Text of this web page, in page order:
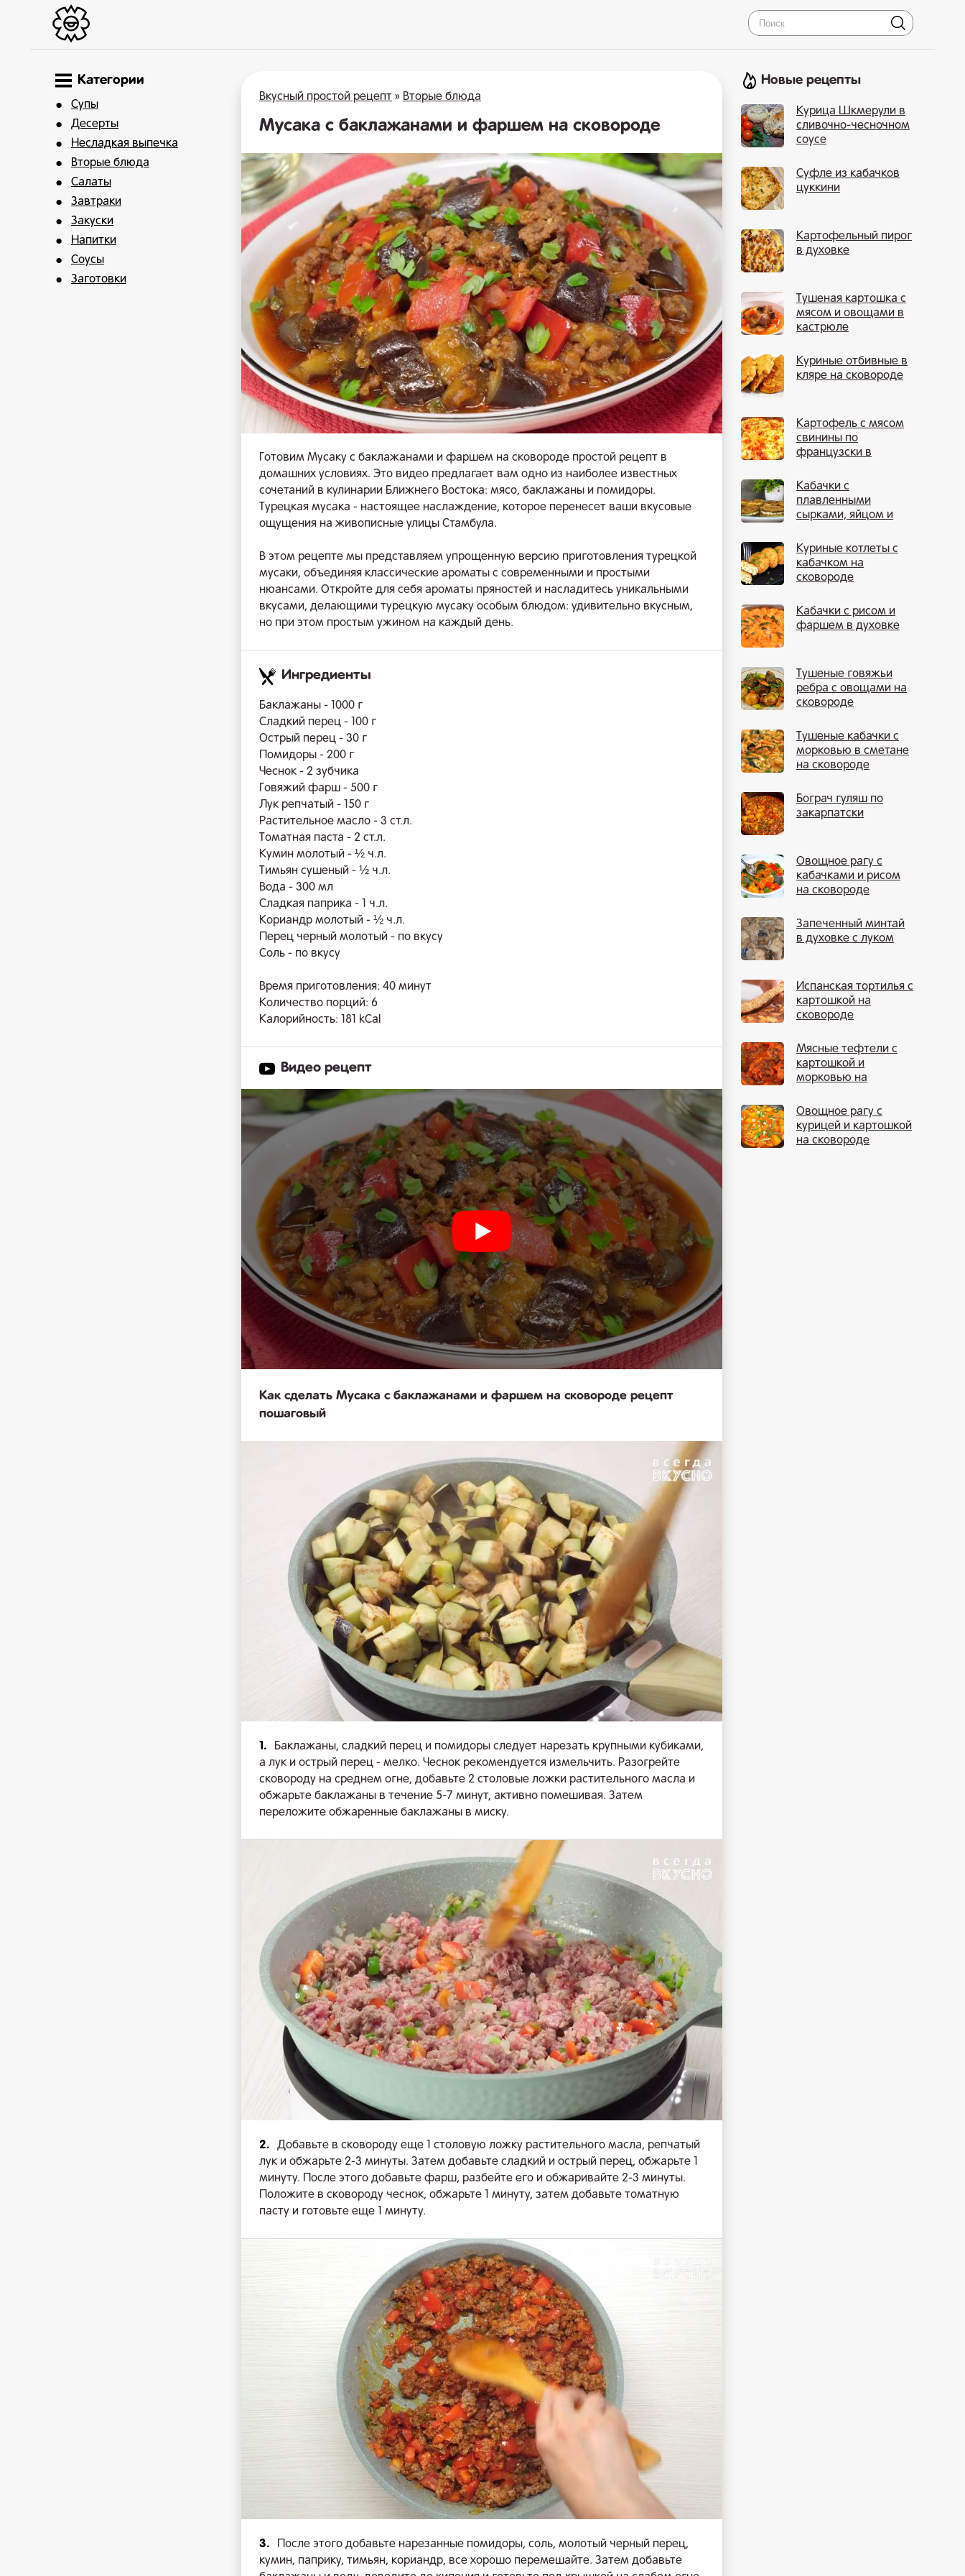
Категории
Супы
Десерты
Несладкая выпечка
Вторые блюда
Салаты
Завтраки
Закуски
Напитки
Соусы
Заготовки
Вкусный простой рецепт » Вторые блюда
Мусака с баклажанами и фаршем на сковороде
Готовим Мусаку с баклажанами и фаршем на сковороде простой рецепт в
домашних условиях. Это видео предлагает вам одно из наиболее известных
сочетаний в кулинарии Ближнего Востока: мясо, баклажаны и помидоры.
Турецкая мусака - настоящее наслаждение, которое перенесет ваши вкусовые
ощущения на живописные улицы Стамбула.
В этом рецепте мы представляем упрощенную версию приготовления турецкой
мусаки, объединяя классические ароматы с современными и простыми
нюансами. Откройте для себя ароматы пряностей и насладитесь уникальными
вкусами, делающими турецкую мусаку особым блюдом: удивительно вкусным,
но при этом простым ужином на каждый день.
Ингредиенты
Баклажаны - 1000 г
Сладкий перец - 100 г
Острый перец - 30 г
Помидоры - 200 г
Чеснок - 2 зубчика
Говяжий фарш - 500 г
Лук репчатый - 150 г
Растительное масло - 3 ст.л.
Томатная паста - 2 ст.л.
Кумин молотый - ½ ч.л.
Тимьян сушеный - ½ ч.л.
Вода - 300 мл
Сладкая паприка - 1 ч.л.
Кориандр молотый - ½ ч.л.
Перец черный молотый - по вкусу
Соль - по вкусу
Время приготовления: 40 минут
Количество порций: 6
Калорийность: 181 kCal
Видео рецепт
Как сделать Мусака с баклажанами и фаршем на сковороде рецепт
пошаговый
1.
Баклажаны, сладкий перец и помидоры следует нарезать крупными кубиками,
а лук и острый перец - мелко. Чеснок рекомендуется измельчить. Разогрейте
сковороду на среднем огне, добавьте 2 столовые ложки растительного масла и
обжарьте баклажаны в течение 5-7 минут, активно помешивая. Затем
переложите обжаренные баклажаны в миску.
2.
Добавьте в сковороду еще 1 столовую ложку растительного масла, репчатый
лук и обжарьте 2-3 минуты. Затем добавьте сладкий и острый перец, обжарьте 1
минуту. После этого добавьте фарш, разбейте его и обжаривайте 2-3 минуты.
Положите в сковороду чеснок, обжарьте 1 минуту, затем добавьте томатную
пасту и готовьте еще 1 минуту.
3.
После этого добавьте нарезанные помидоры, соль, молотый черный перец,
кумин, паприку, тимьян, кориандр, все хорошо перемешайте. Затем добавьте
Новые рецепты
Курица Шкмерули в
сливочно-чесночном
соусе
Суфле из кабачков
цуккини
Картофельный пирог
в духовке
Тушеная картошка с
мясом и овощами в
кастрюле
Куриные отбивные в
кляре на сковороде
Картофель с мясом
свинины по
французски в
Кабачки с
плавленными
сырками, яйцом и
Куриные котлеты с
кабачком на
сковороде
Кабачки с рисом и
фаршем в духовке
Тушеные говяжьи
ребра с овощами на
сковороде
Тушеные кабачки с
морковью в сметане
на сковороде
Бограч гуляш по
закарпатски
Овощное рагу с
кабачками и рисом
на сковороде
Запеченный минтай
в духовке с луком
Испанская тортилья с
картошкой на
сковороде
Мясные тефтели с
картошкой и
морковью на
Овощное рагу с
курицей и картошкой
на сковороде